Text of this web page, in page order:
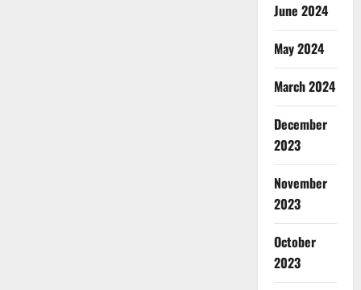
June 2024
May 2024
March 2024
December
2023
November
2023
October
2023